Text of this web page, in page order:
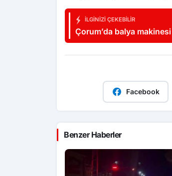
İLGINIZI ÇEKEBILIR
Çorum’da balya
döndü
Facebook
Benzer Haberler